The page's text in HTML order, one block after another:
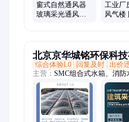
窗式自然通风器
玻璃采光通风天
工业厂
风气楼
北京京华城铭环保科技
综合体验L0
回复及时 出价
主营： SMC组合式水箱、消
窗、排烟天窗、电动采光排
罩、采光板、采光天窗、有机
采光罩、耐力板采光罩、聚
道、玻璃钢冷却塔、玻璃钢